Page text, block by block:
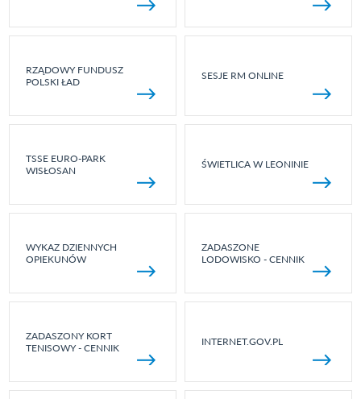
RZĄDOWY FUNDUSZ
POLSKI ŁAD
SESJE RM ONLINE
TSSE EURO-PARK
WISŁOSAN
ŚWIETLICA W LEONINIE
WYKAZ DZIENNYCH
OPIEKUNÓW
ZADASZONE
LODOWISKO - CENNIK
ZADASZONY KORT
TENISOWY - CENNIK
INTERNET.GOV.PL